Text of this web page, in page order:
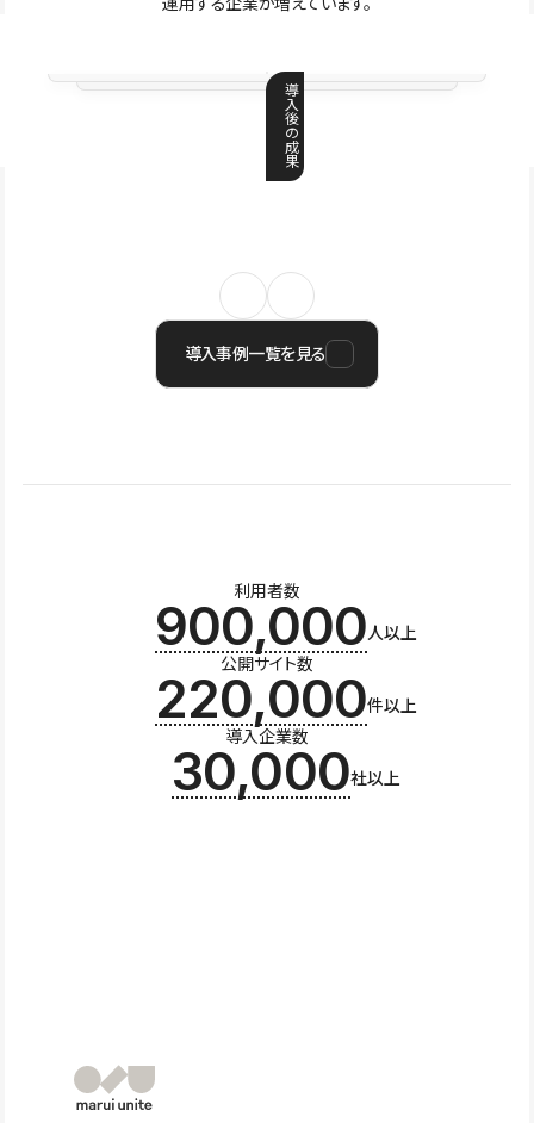
導
入
後
の
成
果
導入事例一覧を見る
利用者数
900,000人以上
公開サイト数
220,000件以上
導入企業数
30,000社以上